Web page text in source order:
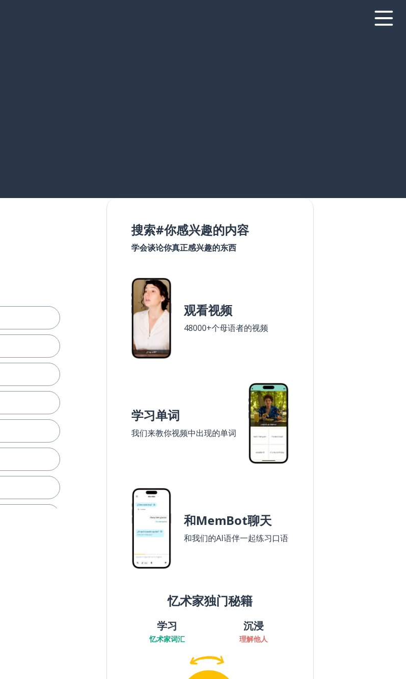
搜索#你感兴趣的内容
学会谈论你真正感兴趣的东西
观看视频
48000+个母语者的视频
学习单词
我们来教你视频中出现的单词
和MemBot聊天
和我们的AI语伴一起练习口语
忆术家独门秘籍
学习
忆术家词汇
沉浸
理解他人